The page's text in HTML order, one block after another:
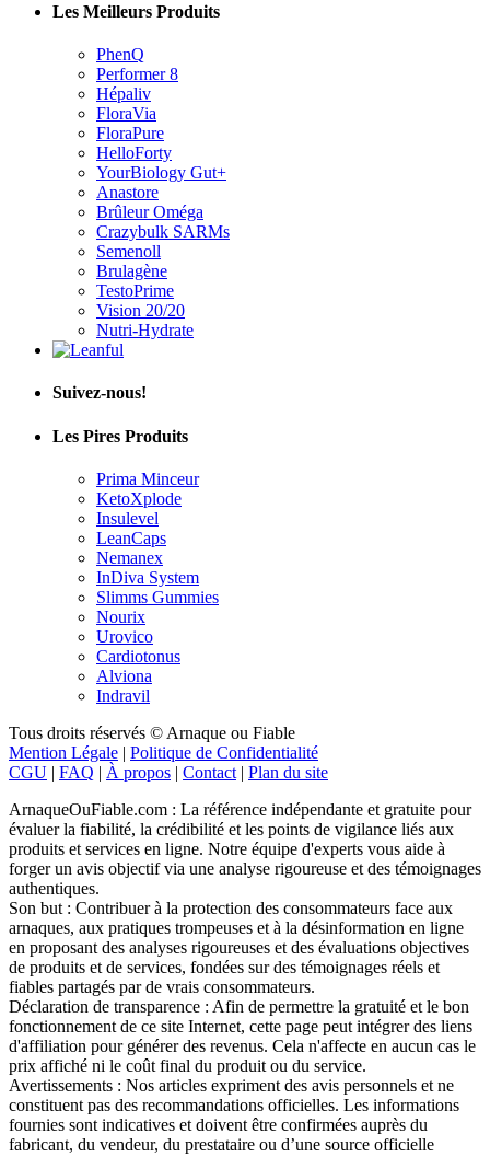
Les Meilleurs Produits
PhenQ
Performer 8
Hépaliv
FloraVia
FloraPure
HelloForty
YourBiology Gut+
Anastore
Brûleur Oméga
Crazybulk SARMs
Semenoll
Brulagène
TestoPrime
Vision 20/20
Nutri-Hydrate
Suivez-nous!
Les Pires Produits
Prima Minceur
KetoXplode
Insulevel
LeanCaps
Nemanex
InDiva System
Slimms Gummies
Nourix
Urovico
Cardiotonus
Alviona
Indravil
Tous droits réservés © Arnaque ou Fiable
Mention Légale | Politique de Confidentialité
CGU | FAQ | À propos | Contact | Plan du site
ArnaqueOuFiable.com : La référence indépendante et gratuite pour
évaluer la fiabilité, la crédibilité et les points de vigilance liés aux
produits et services en ligne. Notre équipe d'experts vous aide à
forger un avis objectif via une analyse rigoureuse et des témoignages
authentiques.
Son but : Contribuer à la protection des consommateurs face aux
arnaques, aux pratiques trompeuses et à la désinformation en ligne
en proposant des analyses rigoureuses et des évaluations objectives
de produits et de services, fondées sur des témoignages réels et
fiables partagés par de vrais consommateurs.
Déclaration de transparence : Afin de permettre la gratuité et le bon
fonctionnement de ce site Internet, cette page peut intégrer des liens
d'affiliation pour générer des revenus. Cela n'affecte en aucun cas le
prix affiché ni le coût final du produit ou du service.
Avertissements : Nos articles expriment des avis personnels et ne
constituent pas des recommandations officielles. Les informations
fournies sont indicatives et doivent être confirmées auprès du
fabricant, du vendeur, du prestataire ou d’une source officielle